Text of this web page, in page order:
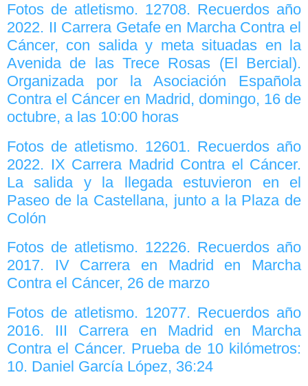
Fotos de atletismo. 12708. Recuerdos año
2022. II Carrera Getafe en Marcha Contra el
Cáncer, con salida y meta situadas en la
Avenida de las Trece Rosas (El Bercial).
Organizada por la Asociación Española
Contra el Cáncer en Madrid, domingo, 16 de
octubre, a las 10:00 horas
Fotos de atletismo. 12601. Recuerdos año
2022. IX Carrera Madrid Contra el Cáncer.
La salida y la llegada estuvieron en el
Paseo de la Castellana, junto a la Plaza de
Colón
Fotos de atletismo. 12226. Recuerdos año
2017. IV Carrera en Madrid en Marcha
Contra el Cáncer, 26 de marzo
Fotos de atletismo. 12077. Recuerdos año
2016. III Carrera en Madrid en Marcha
Contra el Cáncer. Prueba de 10 kilómetros:
10. Daniel García López, 36:24